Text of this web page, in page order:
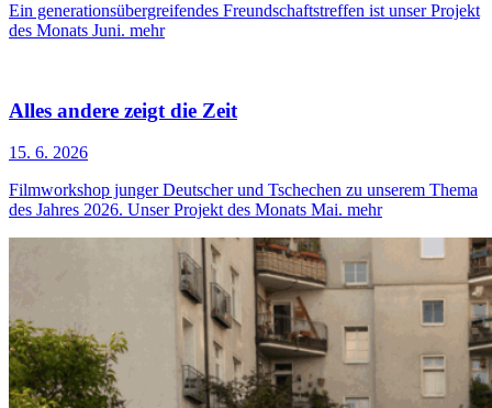
Ein generationsübergreifendes Freundschaftstreffen ist unser Projekt
des Monats Juni. mehr
Alles andere zeigt die Zeit
15. 6. 2026
Filmworkshop junger Deutscher und Tschechen zu unserem Thema
des Jahres 2026. Unser Projekt des Monats Mai. mehr